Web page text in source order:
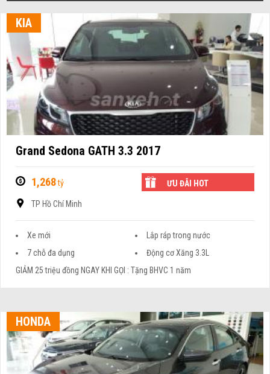
KIA
Grand Sedona GATH 3.3 2017
1,268tỷ ƯU ĐÃI HOT
TP Hồ Chí Minh
Xe mới
Lắp ráp trong nước
7 chỗ đa dụng
Động cơ Xăng 3.3L
GIẢM 25 triệu đồng NGAY KHI GỌI : Tặng BHVC 1 năm
HONDA